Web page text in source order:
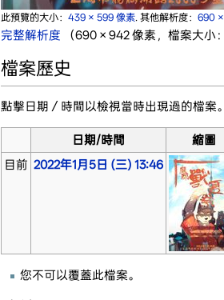
此預覽的大小： 439 × 599 像素. 其他解析度： 690
完整解析度 （690 × 942 像素，檔案大小
檔案歷史
點擊日期／時間以檢視當時出現過的檔案
日期/時間
縮圖
目前 2022年1月5日 (三) 13:46
您不可以覆蓋此檔案。